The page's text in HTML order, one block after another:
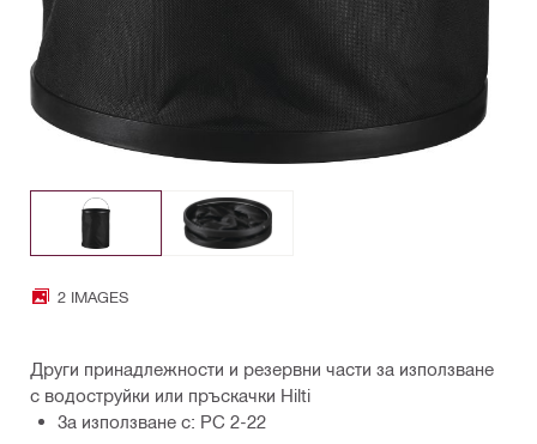
2 IMAGES
Други принадлежности и резервни части за използване
с водоструйки или пръскачки Hilti
За използване с: PC 2-22